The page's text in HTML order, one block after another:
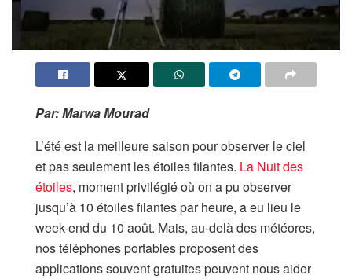
Par: Marwa Mourad
L’été est la meilleure saison pour observer le ciel
et pas seulement les étoiles filantes. La Nuit des
étoiles, moment privilégié où on a pu observer
jusqu’à 10 étoiles filantes par heure, a eu lieu le
week-end du 10 août. Mais, au-delà des météores,
nos téléphones portables proposent des
applications souvent gratuites peuvent nous aider